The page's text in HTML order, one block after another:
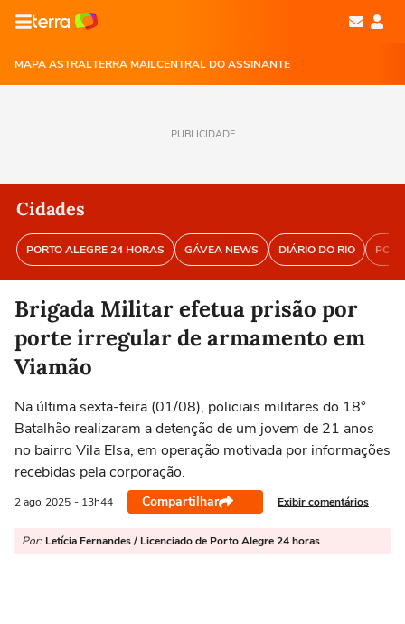
MAPA ASTRALTERRA MAILCENTRAL DO ASSINANTE
PUBLICIDADE
Cidades
PORTO ALEGRE 24 HORAS GÁVEA NEWS DIÁRIO DO RIO
Brigada Militar efetua prisão por
porte irregular de armamento em
Viamão
Na última sexta-feira (01/08), policiais militares do 18°
Batalhão realizaram a detenção de um jovem de 21 anos
no bairro Vila Elsa, em operação motivada por informações
recebidas pela corporação.
2 ago 2025 - 13h44 Compartilhar Exibir comentários
Por: Letícia Fernandes / Licenciado de Porto Alegre 24 horas